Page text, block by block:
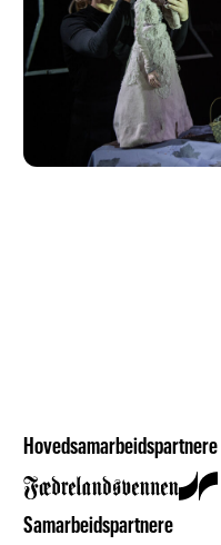
Hovedsamarbeidspartnere
Samarbeidspartnere